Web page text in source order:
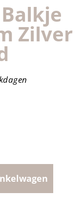
Zilver